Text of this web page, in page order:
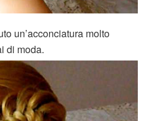
un’acconciatura molto
di moda.